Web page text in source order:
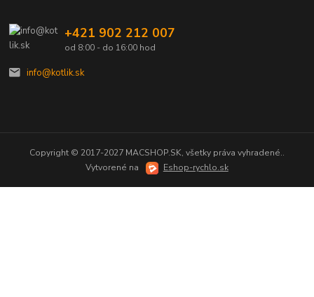
+421 902 212 007
od 8:00 - do 16:00 hod
info@kotlik.sk
Copyright © 2017-2027 MACSHOP.SK, všetky práva vyhradené..
Vytvorené na
Eshop-rychlo.sk